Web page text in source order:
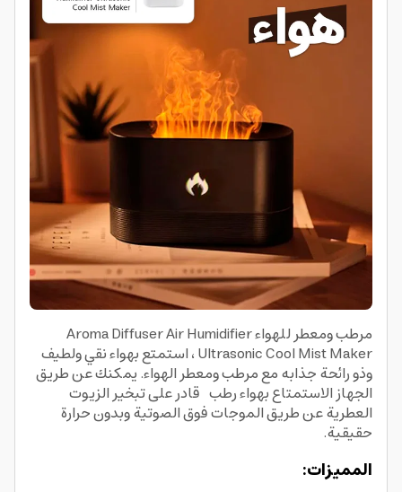
مرطب ومعطر للهواء Aroma Diffuser Air Humidifier
Ultrasonic Cool Mist Maker ، استمتع بهواء نقي ولطيف
وذو رائحة جذابه مع مرطب ومعطر الهواء. يمكنك عن طريق
الجهاز الاستمتاع بهواء رطب قادر على تبخير الزيوت
العطرية عن طريق الموجات فوق الصوتية وبدون حرارة
حقيقية.
المميزات: